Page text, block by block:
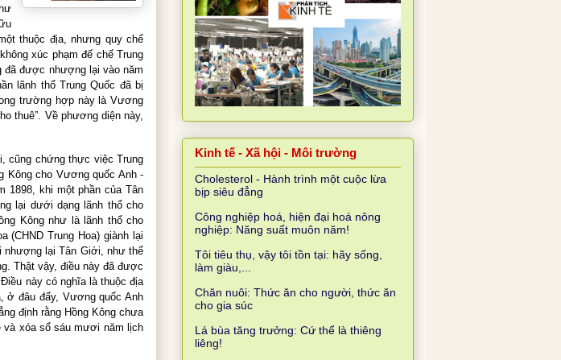
thuộc địa, nhưng quy chế
xúc phạm đế chế Trung
đã được nhượng lại vào năm
lãnh thổ Trung Quốc đã bị
trường hợp này là Vương
thuê”. Về phương diện này,
cũng chứng thực việc Trung
Kông cho Vương quốc Anh -
1898, khi một phần của Tân
lại dưới dạng lãnh thổ cho
Kông như là lãnh thổ cho
(CHND Trung Hoa)giành lại
nhượng lại Tân Giới, như thể
Thật vậy, điều này đã được
này có nghĩa là thuộc địa
ở đâu đấy, Vương quốc Anh
định rằng Hồng Kông chưa
và xóa sổ sáu mươi năm lịch
Kinh tế - Xã hội - Môi trường
Cholesterol - Hành trình một cuộc lừa
bịp siêu đẳng
Công nghiệp hoá, hiện đại hoá nông
nghiệp: Năng suất muôn năm!
Tôi tiêu thụ, vậy tôi tồn tại: hãy sống,
làm giàu,...
Chăn nuôi: Thức ăn cho người, thức ăn
cho gia súc
Lá bùa tăng trưởng: Cứ thể là thiêng
liêng!